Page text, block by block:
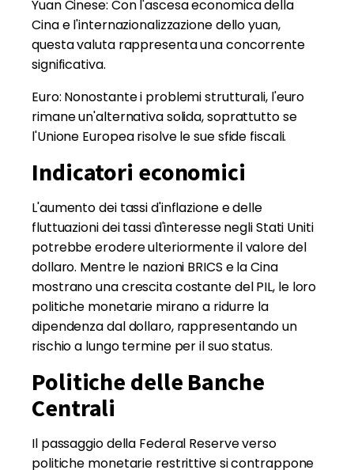
Yuan Cinese: Con l'ascesa economica della
Cina e l'internazionalizzazione dello yuan,
questa valuta rappresenta una concorrente
significativa.
Euro: Nonostante i problemi strutturali, l'euro
rimane un'alternativa solida, soprattutto se
l'Unione Europea risolve le sue sfide fiscali.
Indicatori economici
L'aumento dei tassi d'inflazione e delle
fluttuazioni dei tassi d'interesse negli Stati Uniti
potrebbe erodere ulteriormente il valore del
dollaro. Mentre le nazioni BRICS e la Cina
mostrano una crescita costante del PIL, le loro
politiche monetarie mirano a ridurre la
dipendenza dal dollaro, rappresentando un
rischio a lungo termine per il suo status.
Politiche delle Banche
Centrali
Il passaggio della Federal Reserve verso
politiche monetarie restrittive si contrappone